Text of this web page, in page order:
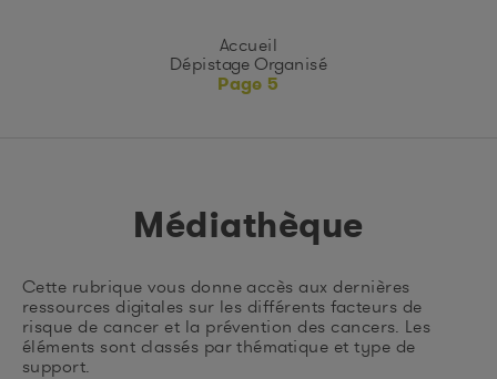
ACTIVITÉ PHYSIQUEAccueil
Dépistage Organisé
Page 5
Médiathèque
Cette rubrique vous donne accès aux dernières
ressources digitales sur les différents facteurs de
risque de cancer et la prévention des cancers. Les
éléments sont classés par thématique et type de
support.